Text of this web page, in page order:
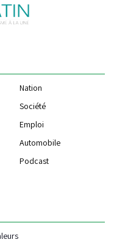
Nation
Société
Emploi
Automobile
Podcast